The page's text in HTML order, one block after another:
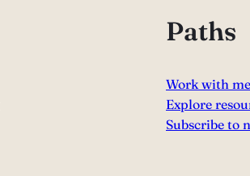
Paths
Work with me
Explore
Subscribe to